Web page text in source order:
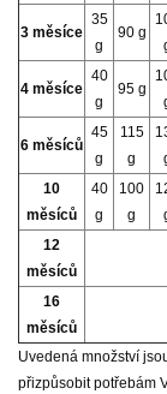
3 měsíce
35
g
90 g
4 měsíce
40
g
95 g
6 měsíců
45
g
115
g
10
měsíců
40
g
100
g
12
měsíců
16
měsíců
Uvedená množství
přizpůsobit potřebám